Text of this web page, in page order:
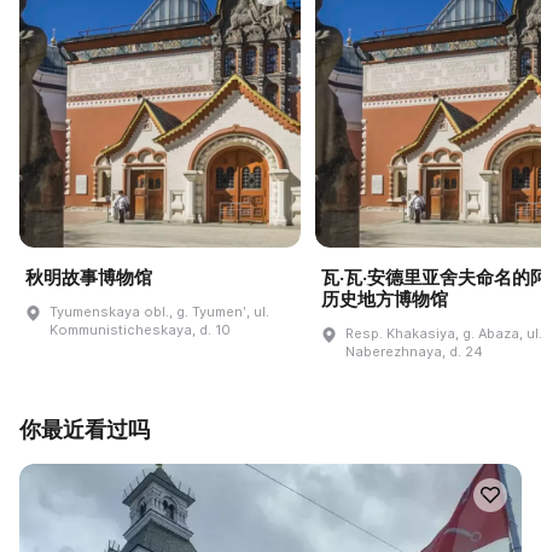
秋明故事博物馆
Tyumenskaya obl., g. Tyumenʹ, ul.
Kommunisticheskaya, d. 10
瓦·瓦·安德里亚舍夫命名的
历史地方博物馆
Resp. Khakasiya, g. Abaza, ul.
Naberezhnaya, d. 24
你最近看过吗